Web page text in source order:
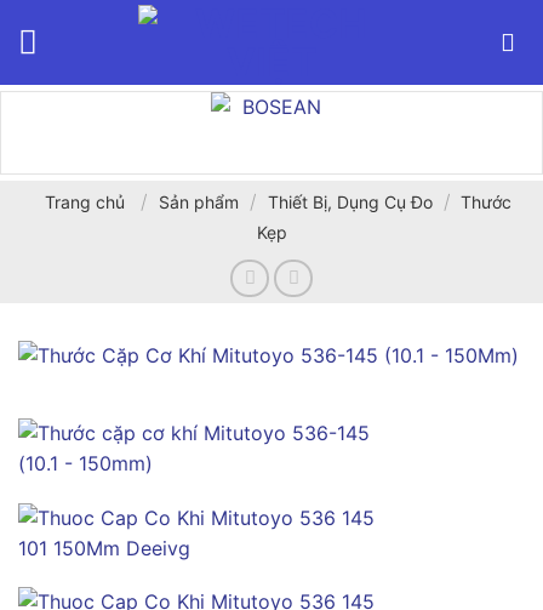
Trang chủ / Sản phẩm / Thiết Bị, Dụng Cụ Đo / Thước
Kẹp